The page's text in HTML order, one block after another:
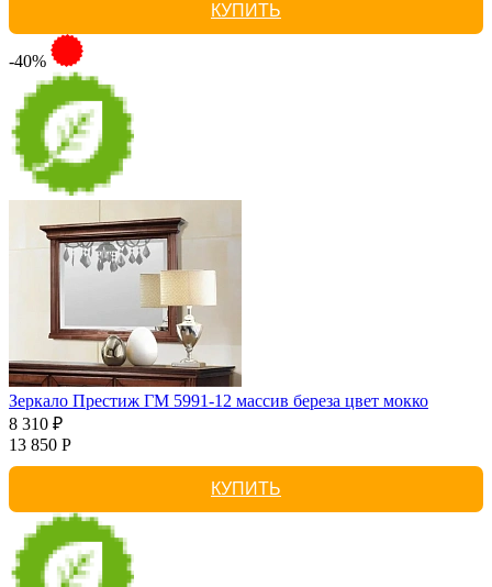
КУПИТЬ
-40%
Зеркало Престиж ГМ 5991-12 массив береза цвет мокко
8 310 ₽
13 850 Р
КУПИТЬ